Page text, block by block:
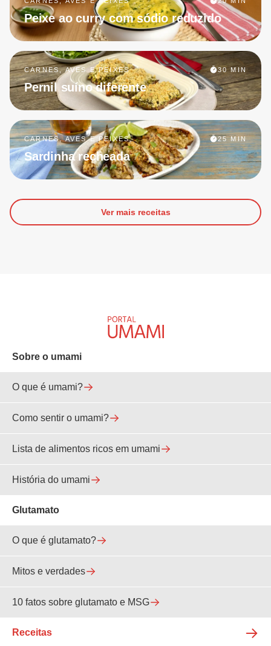
Peixe ao curry com sódio reduzido
CARNES, AVES E PEIXES 30 MIN
Pernil suíno diferente
CARNES, AVES E PEIXES 25 MIN
Sardinha recheada
Ver mais receitas
Sobre o umami
O que é umami?
Como sentir o umami?
Lista de alimentos ricos em umami
História do umami
Glutamato
O que é glutamato?
Mitos e verdades
10 fatos sobre glutamato e MSG
Receitas